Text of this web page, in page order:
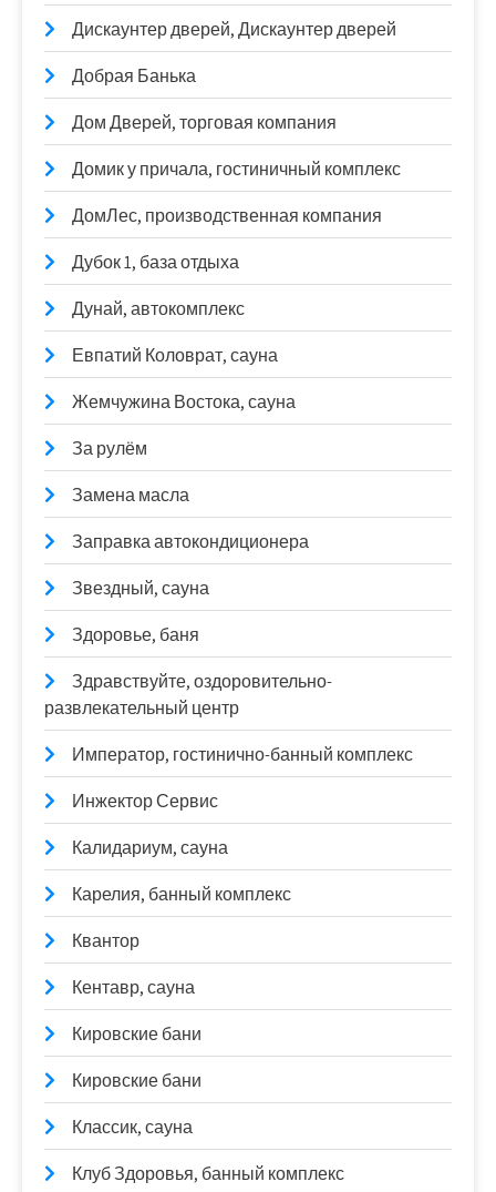
Дискаунтер дверей, Дискаунтер дверей
Добрая Банька
Дом Дверей, торговая компания
Домик у причала, гостиничный комплекс
ДомЛес, производственная компания
Дубок 1, база отдыха
Дунай, автокомплекс
Евпатий Коловрат, сауна
Жемчужина Востока, сауна
За рулём
Замена масла
Заправка автокондиционера
Звездный, сауна
Здоровье, баня
Здравствуйте, оздоровительно-
развлекательный центр
Император, гостинично-банный комплекс
Инжектор Сервис
Калидариум, сауна
Карелия, банный комплекс
Квантор
Кентавр, сауна
Кировские бани
Кировские бани
Классик, сауна
Клуб Здоровья, банный комплекс